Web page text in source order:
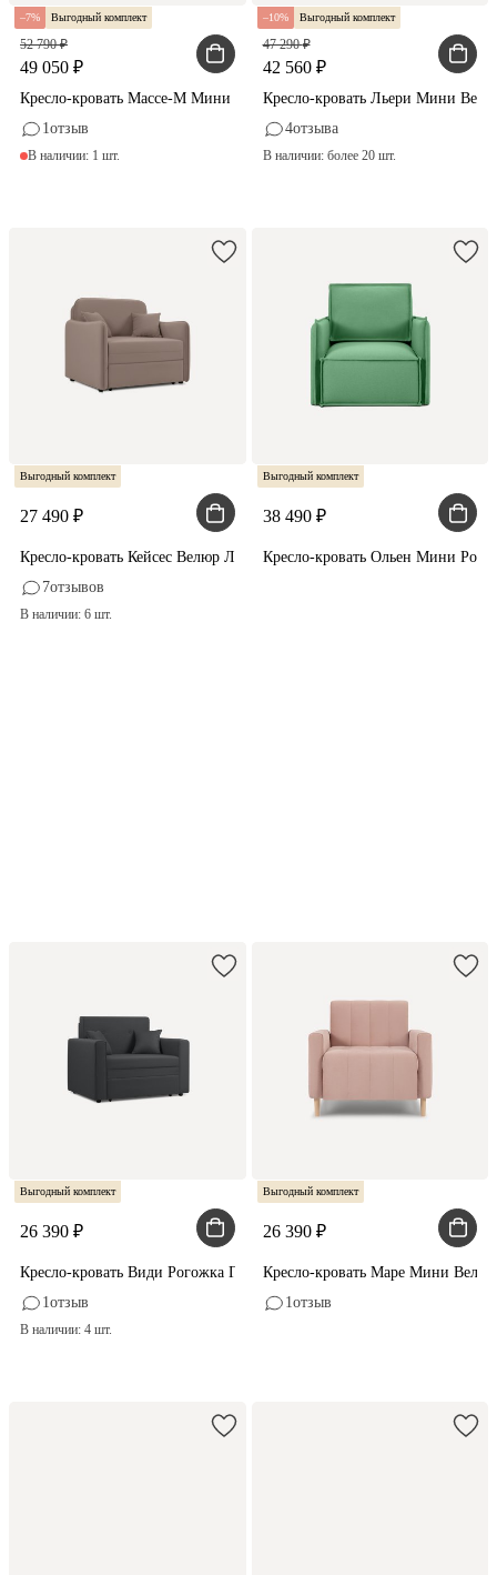
7 Выгодный комплект
49 050
52 790
Кресло-кровать Массе-М Мини Букле Молочный
1отзыв
В наличии: 1 шт.
10 Выгодный комплект
42 560
47 290
Кресло-кровать Льери Мини
4отзыва
В наличии: более 20 шт.
Выгодный комплект
27 490
Кресло-кровать Кейсес Велюр Латте
7отзывов
В наличии: 6 шт.
Выгодный комплект
38 490
Кресло-кровать Ольен Мини
Выгодный комплект
26 390
Кресло-кровать Види Рогожка Графитовый
1отзыв
В наличии: 4 шт.
Выгодный комплект
26 390
Кресло-кровать Маре Мини
1отзыв